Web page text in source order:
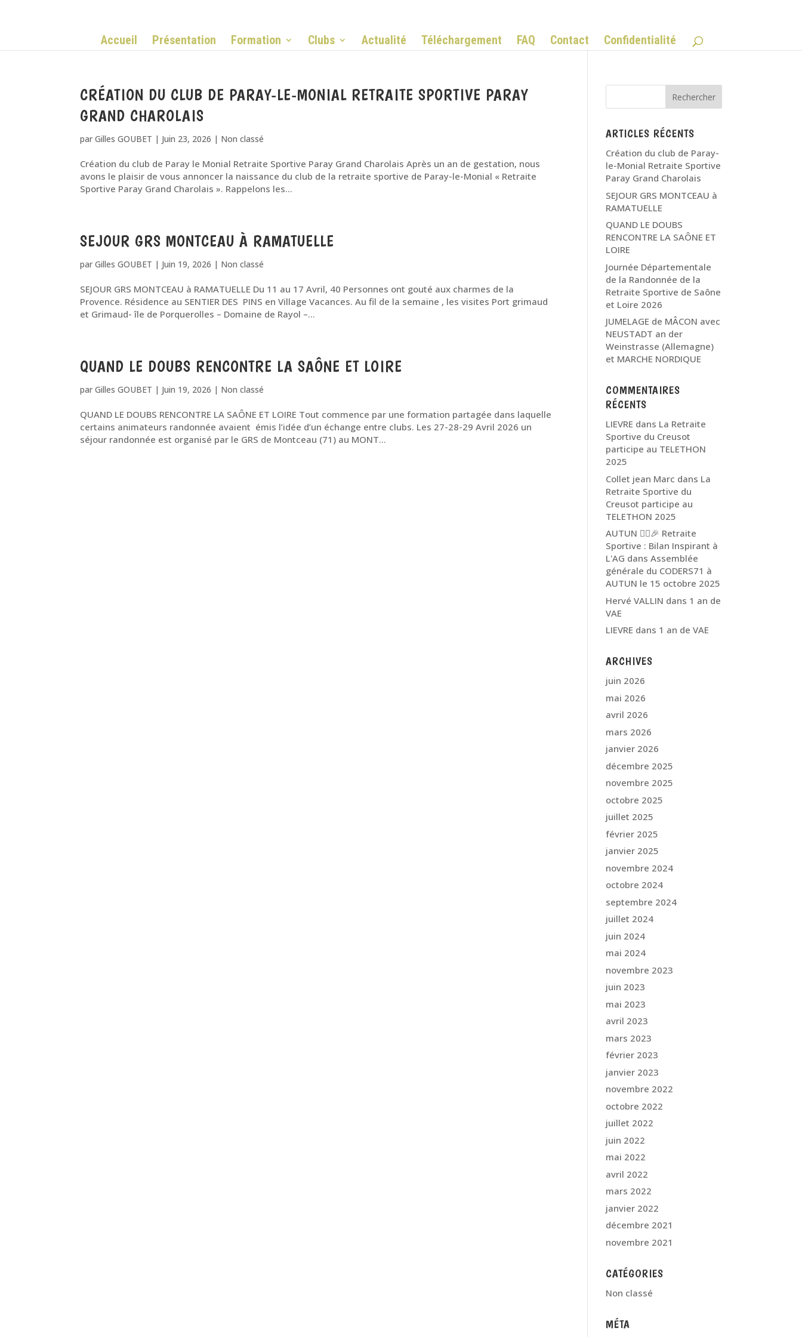
Accueil Présentation Formation Clubs Actualité Téléchargement FAQ Contact Confidentialité
CRÉATION DU CLUB DE PARAY-LE-MONIAL RETRAITE SPORTIVE PARAY
GRAND CHAROLAIS
parGilles GOUBET | Juin 23, 2026 | Non classé
Création du club de Paray le Monial Retraite Sportive Paray Grand Charolais Après un an de gestation, nous
avons le plaisir de vous annoncer la naissance du club de la retraite sportive de Paray-le-Monial « Retraite
Sportive Paray Grand Charolais ». Rappelons les...
SEJOUR GRS MONTCEAU À RAMATUELLE
parGilles GOUBET | Juin 19, 2026 | Non classé
SEJOUR GRS MONTCEAU à RAMATUELLE Du 11 au 17 Avril, 40 Personnes ont gouté aux charmes de la
Provence. Résidence au SENTIER DES PINS en Village Vacances. Au fil de la semaine , les visites Port grimaud
et Grimaud- île de Porquerolles – Domaine de Rayol –...
QUAND LE DOUBS RENCONTRE LA SAÔNE ET LOIRE
parGilles GOUBET | Juin 19, 2026 | Non classé
QUAND LE DOUBS RENCONTRE LA SAÔNE ET LOIRE Tout commence par une formation partagée dans laquelle
certains animateurs randonnée avaient émis l’idée d’un échange entre clubs. Les 27-28-29 Avril 2026 un
séjour randonnée est organisé par le GRS de Montceau (71) au MONT...
ARTICLES RÉCENTS
Création du club de Paray-
le-Monial Retraite Sportive
Paray Grand Charolais
SEJOUR GRS MONTCEAU à
RAMATUELLE
QUAND LE DOUBS
RENCONTRE LA SAÔNE ET
LOIRE
Journée Départementale
de la Randonnée de la
Retraite Sportive de Saône
et Loire 2026
JUMELAGE de MÂCON avec
NEUSTADT an der
Weinstrasse (Allemagne)
et MARCHE NORDIQUE
COMMENTAIRES
RÉCENTS
LIEVRE dans La Retraite
Sportive du Creusot
participe au TELETHON
2025
Collet jean Marc dans La
Retraite Sportive du
Creusot participe au
TELETHON 2025
AUTUN 🏃‍♂️🎉 Retraite
Sportive : Bilan Inspirant à
L'AG dansAssemblée
générale du CODERS71 à
AUTUN le 15 octobre 2025
Hervé VALLIN dans 1 an de
VAE
LIEVRE dans 1 an de VAE
ARCHIVES
juin 2026
mai 2026
avril 2026
mars 2026
janvier 2026
décembre 2025
novembre 2025
octobre 2025
juillet 2025
février 2025
janvier 2025
novembre 2024
octobre 2024
septembre 2024
juillet 2024
juin 2024
mai 2024
novembre 2023
juin 2023
mai 2023
avril 2023
mars 2023
février 2023
janvier 2023
novembre 2022
octobre 2022
juillet 2022
juin 2022
mai 2022
avril 2022
mars 2022
janvier 2022
décembre 2021
novembre 2021
CATÉGORIES
Non classé
MÉTA